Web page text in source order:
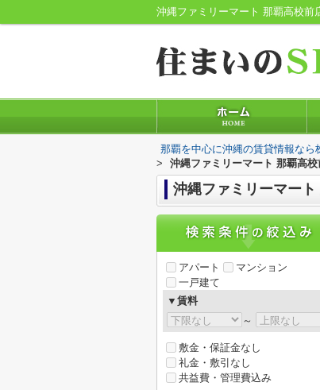
那覇を中心に沖縄の賃貸情報なら
>
沖縄ファミリーマート 那覇高
沖縄ファミリーマー
アパート
マンション
一戸建て
▼賃料
～
敷金・保証金なし
礼金・敷引なし
共益費・管理費込み